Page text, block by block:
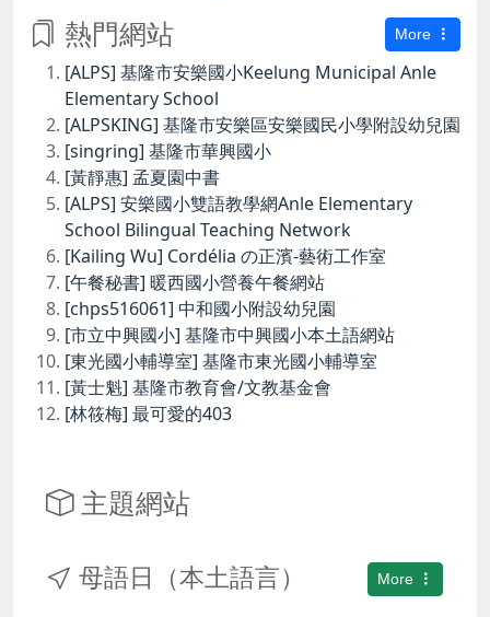
熱門網站 More
[ALPS] 基隆市安樂國小Keelung Municipal Anle
Elementary School
[ALPSKING] 基隆市安樂區安樂國民小學附設幼兒園
[singring] 基隆市華興國小
[黃靜惠] 孟夏園中書
[ALPS] 安樂國小雙語教學網Anle Elementary
School Bilingual Teaching Network
[Kailing Wu] Cordélia の正濱-藝術工作室
[午餐秘書] 暖西國小營養午餐網站
[chps516061] 中和國小附設幼兒園
[市立中興國小] 基隆市中興國小本土語網站
[東光國小輔導室] 基隆市東光國小輔導室
[黃士魁] 基隆市教育會/文教基金會
[林筱梅] 最可愛的403
主題網站
More
母語日（本土語言）